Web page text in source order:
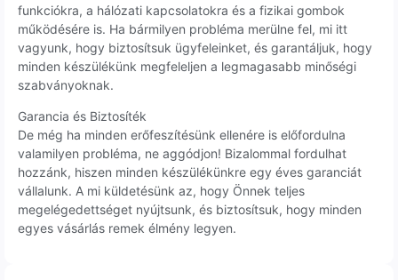
funkciókra, a hálózati kapcsolatokra és a fizikai gombok
működésére is. Ha bármilyen probléma merülne fel, mi itt
vagyunk, hogy biztosítsuk ügyfeleinket, és garantáljuk, hogy
minden készülékünk megfeleljen a legmagasabb minőségi
szabványoknak.
Garancia és Biztosíték
De még ha minden erőfeszítésünk ellenére is előfordulna
valamilyen probléma, ne aggódjon! Bizalommal fordulhat
hozzánk, hiszen minden készülékünkre egy éves garanciát
vállalunk. A mi küldetésünk az, hogy Önnek teljes
megelégedettséget nyújtsunk, és biztosítsuk, hogy minden
egyes vásárlás remek élmény legyen.